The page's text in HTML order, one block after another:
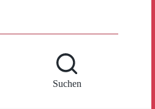
Suchen